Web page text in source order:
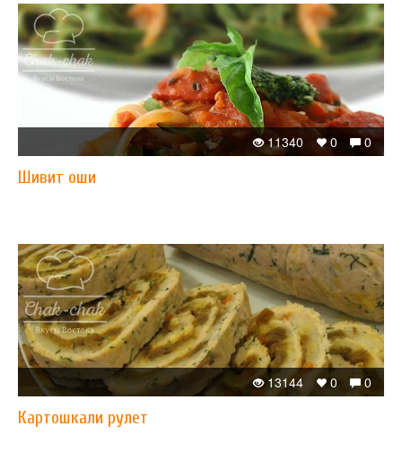
0
0
11340
Шивит оши
0
0
13144
Картошкали рулет